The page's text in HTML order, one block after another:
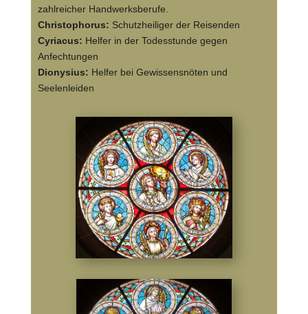
zahlreicher Handwerksberufe.
Christophorus: Schutzheiliger der Reisenden
Cyriacus: Helfer in der Todesstunde gegen
Anfechtungen
Dionysius: Helfer bei Gewissensnöten und
Seelenleiden